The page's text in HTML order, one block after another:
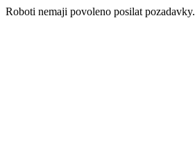
Roboti nemaji povoleno posilat pozadavky.